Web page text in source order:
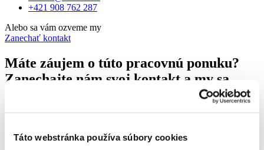
Táto webstránka používa súbory cookies
+421 908 762 287
Alebo sa vám ozveme my
Zanechať kontakt
Máte záujem o túto pracovnú ponuku?
Zanechajte nám svoj kontakt a my sa
minút vďaka našej šablóne MAXIN’S.